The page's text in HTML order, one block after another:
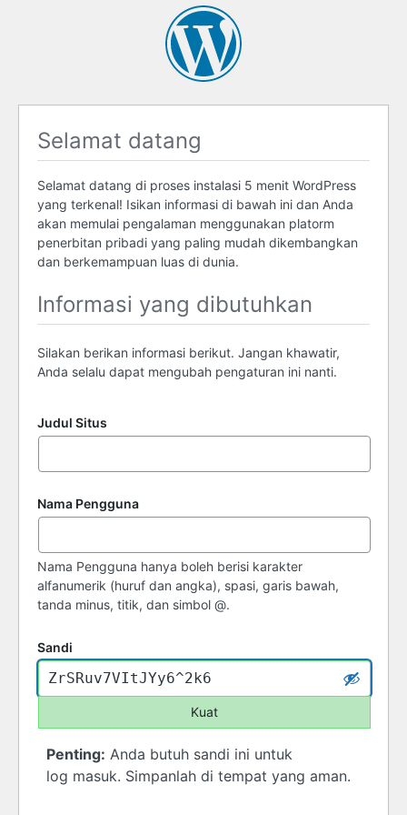
Selamat datang
Selamat datang di proses instalasi 5 menit WordPress
yang terkenal! Isikan informasi di bawah ini dan Anda
akan memulai pengalaman menggunakan platorm
penerbitan pribadi yang paling mudah dikembangkan
dan berkemampuan luas di dunia.
Informasi yang dibutuhkan
Silakan berikan informasi berikut. Jangan khawatir,
Anda selalu dapat mengubah pengaturan ini nanti.
Judul Situs
Nama Pengguna
Nama Pengguna hanya boleh berisi karakter
alfanumerik (huruf dan angka), spasi, garis bawah,
tanda minus, titik, dan simbol @.
Sandi
Kuat
Penting: Anda butuh sandi ini untuk
log masuk. Simpanlah di tempat yang aman.